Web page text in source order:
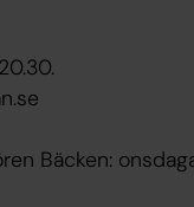
Bäcken: